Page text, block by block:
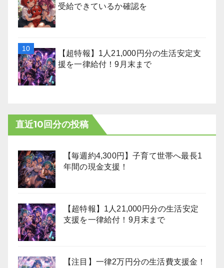
受給できているか確認を
【超特報】1人21,000円分の生活安定支
援を一律給付！9月末まで
直近10回分の投稿
【毎週約4,300円】子育て世帯へ最長1
年間の現金支援！
【超特報】1人21,000円分の生活安定
支援を一律給付！9月末まで
【注目】一律2万円分の生活費支援金！